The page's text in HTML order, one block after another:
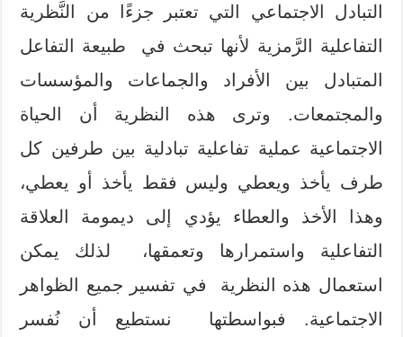
التبادل الاجتماعي التي تعتبر جزءًا من النَّظرية
التفاعلية الرَّمزية لأنها تبحث في طبيعة التفاعل
المتبادل بين الأفراد والجماعات والمؤسسات
والمجتمعات. وترى هذه النظرية أن الحياة
الاجتماعية عملية تفاعلية تبادلية بين طرفين كل
طرف يأخذ ويعطي وليس فقط يأخذ أو يعطي،
وهذا الأخذ والعطاء يؤدي إلى ديمومة العلاقة
التفاعلية واستمرارها وتعمقها، لذلك يمكن
استعمال هذه النظرية في تفسير جميع الظواهر
الاجتماعية. فبواسطتها نستطيع أن نُفسر